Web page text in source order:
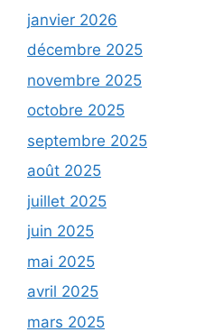
janvier 2026
décembre 2025
novembre 2025
octobre 2025
septembre 2025
août 2025
juillet 2025
juin 2025
mai 2025
avril 2025
mars 2025